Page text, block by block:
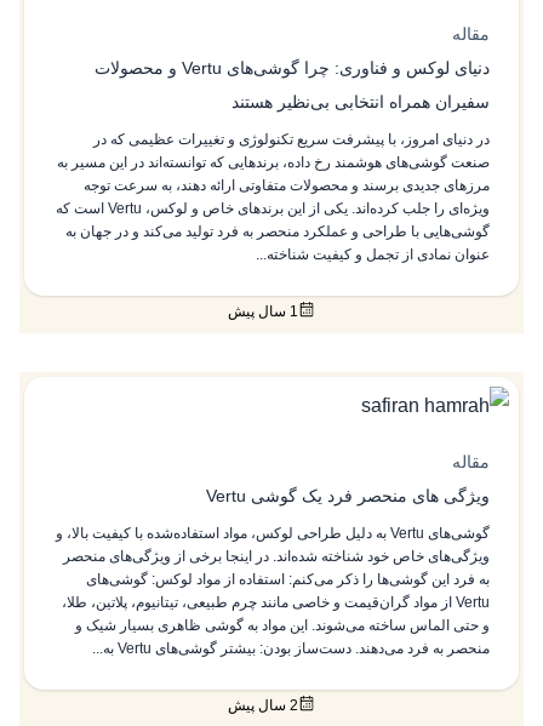
مقاله
دنیای لوکس و فناوری: چرا گوشی‌های Vertu و محصولات
سفیران همراه انتخابی بی‌نظیر هستند
در دنیای امروز، با پیشرفت سریع تکنولوژی و تغییرات عظیمی که در
صنعت گوشی‌های هوشمند رخ داده، برندهایی که توانسته‌اند در این مسیر به
مرزهای جدیدی برسند و محصولات متفاوتی ارائه دهند، به سرعت توجه
ویژه‌ای را جلب کرده‌اند. یکی از این برندهای خاص و لوکس، Vertu است که
گوشی‌هایی با طراحی و عملکرد منحصر به فرد تولید می‌کند و در جهان به
عنوان نمادی از تجمل و کیفیت شناخته...
1 سال پیش
مقاله
ویژگی های منحصر فرد یک گوشی Vertu
گوشی‌های Vertu به دلیل طراحی لوکس، مواد استفاده‌شده با کیفیت بالا، و
ویژگی‌های خاص خود شناخته شده‌اند. در اینجا برخی از ویژگی‌های منحصر
به فرد این گوشی‌ها را ذکر می‌کنم: استفاده از مواد لوکس: گوشی‌های
Vertu از مواد گران‌قیمت و خاصی مانند چرم طبیعی، تیتانیوم، پلاتین، طلا،
و حتی الماس ساخته می‌شوند. این مواد به گوشی ظاهری بسیار شیک و
منحصر به فرد می‌دهند. دست‌ساز بودن: بیشتر گوشی‌های Vertu به...
2 سال پیش